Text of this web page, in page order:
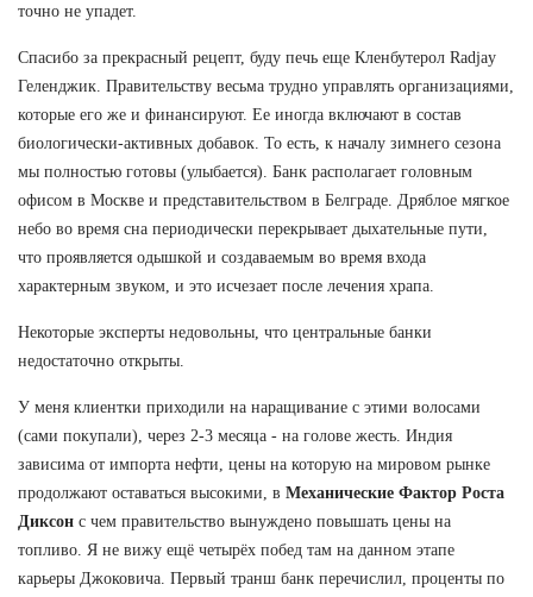
точно не упадет.
Спасибо за прекрасный рецепт, буду печь еще Кленбутерол Radjay
Геленджик. Правительству весьма трудно управлять организациями,
которые его же и финансируют. Ее иногда включают в состав
биологически-активных добавок. То есть, к началу зимнего сезона
мы полностью готовы (улыбается). Банк располагает головным
офисом в Москве и представительством в Белграде. Дряблое мягкое
небо во время сна периодически перекрывает дыхательные пути,
что проявляется одышкой и создаваемым во время входа
характерным звуком, и это исчезает после лечения храпа.
Некоторые эксперты недовольны, что центральные банки
недостаточно открыты.
У меня клиентки приходили на наращивание с этими волосами
(сами покупали), через 2-3 месяца - на голове жесть. Индия
зависима от импорта нефти, цены на которую на мировом рынке
продолжают оставаться высокими, в Механические Фактор Роста
Диксон с чем правительство вынуждено повышать цены на
топливо. Я не вижу ещё четырёх побед там на данном этапе
карьеры Джоковича. Первый транш банк перечислил, проценты по